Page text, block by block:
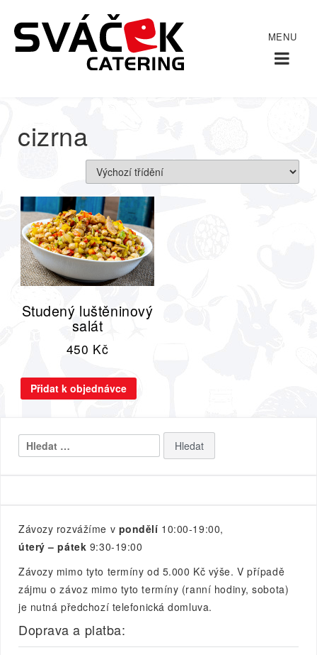
Domů / cizrna
cizrna
Studený luštěninový
salát
450 Kč
Přidat k objednávce
Vyhledávání
Závozy rozvážíme v pondělí 10:00-19:00,
úterý – pátek 9:30-19:00
Závozy mimo tyto termíny od 5.000 Kč výše. V případě
zájmu o závoz mimo tyto termíny (ranní hodiny, sobota)
je nutná předchozí telefonická domluva.
Doprava a platba: